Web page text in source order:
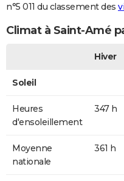
n°5 011 du classement des
Climat à Saint-Amé
Hiver
Soleil
Heures
d'ensoleillement
347 h
Moyenne
nationale
361 h